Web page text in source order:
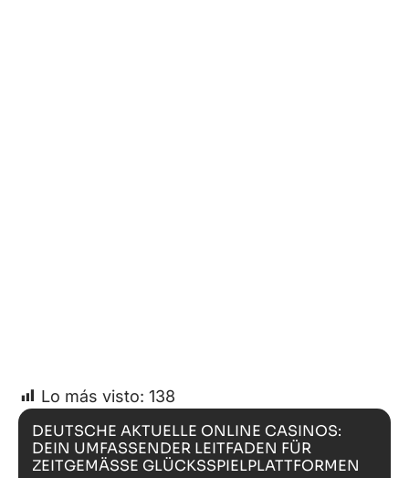
Lo más visto: 138
DEUTSCHE AKTUELLE ONLINE CASINOS:
DEIN UMFASSENDER LEITFADEN FÜR
ZEITGEMÄSSE GLÜCKSSPIELPLATTFORMEN